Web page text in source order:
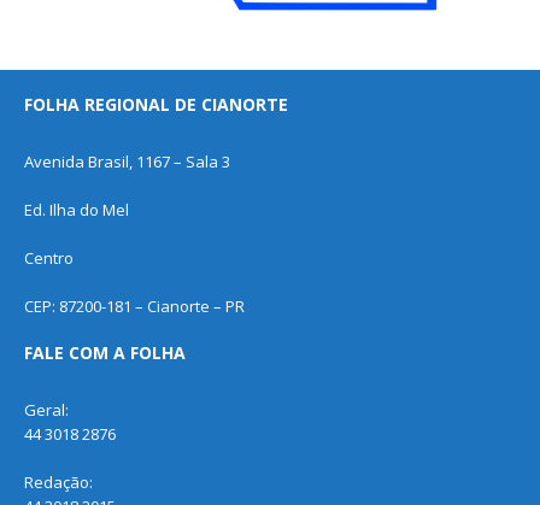
FOLHA REGIONAL DE CIANORTE
Avenida Brasil, 1167 – Sala 3
Ed. Ilha do Mel
Centro
CEP: 87200-181 – Cianorte – PR
FALE COM A FOLHA
Geral:
44 3018 2876
Redação: